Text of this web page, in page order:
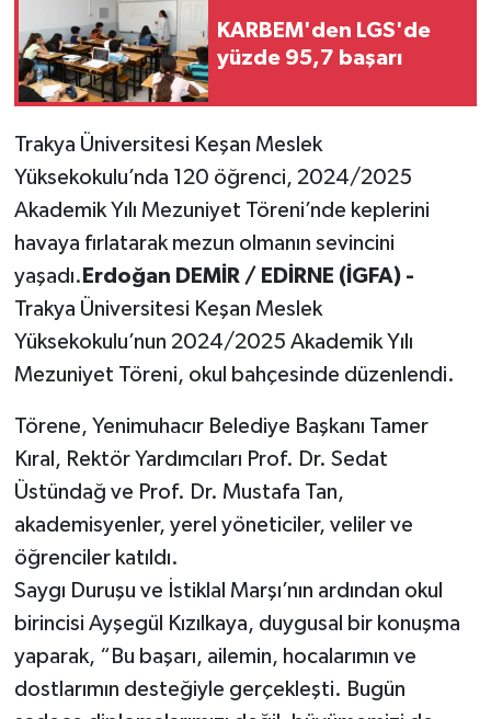
KARBEM'den LGS'de
yüzde 95,7 başarı
Trakya Üniversitesi Keşan Meslek
Yüksekokulu’nda 120 öğrenci, 2024/2025
Akademik Yılı Mezuniyet Töreni’nde keplerini
havaya fırlatarak mezun olmanın sevincini
yaşadı. Erdoğan DEMİR / EDİRNE (İGFA) -
Trakya Üniversitesi Keşan Meslek
Yüksekokulu’nun 2024/2025 Akademik Yılı
Mezuniyet Töreni, okul bahçesinde düzenlendi.
Törene, Yenimuhacır Belediye Başkanı Tamer
Kıral, Rektör Yardımcıları Prof. Dr. Sedat
Üstündağ ve Prof. Dr. Mustafa Tan,
akademisyenler, yerel yöneticiler, veliler ve
öğrenciler katıldı.
Saygı Duruşu ve İstiklal Marşı’nın ardından okul
birincisi Ayşegül Kızılkaya, duygusal bir konuşma
yaparak, “Bu başarı, ailemin, hocalarımın ve
dostlarımın desteğiyle gerçekleşti. Bugün